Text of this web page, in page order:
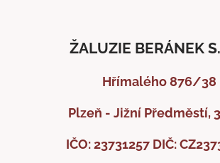
ŽALUZIE BERÁNEK
Hřímalého 876/38
Plzeň - Jižní Předměstí,
IČO: 23731257 DIČ: